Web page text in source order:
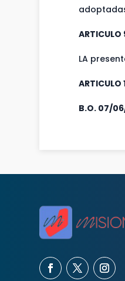
ARTICULO
LA
ARTICULO
B.O. 07/